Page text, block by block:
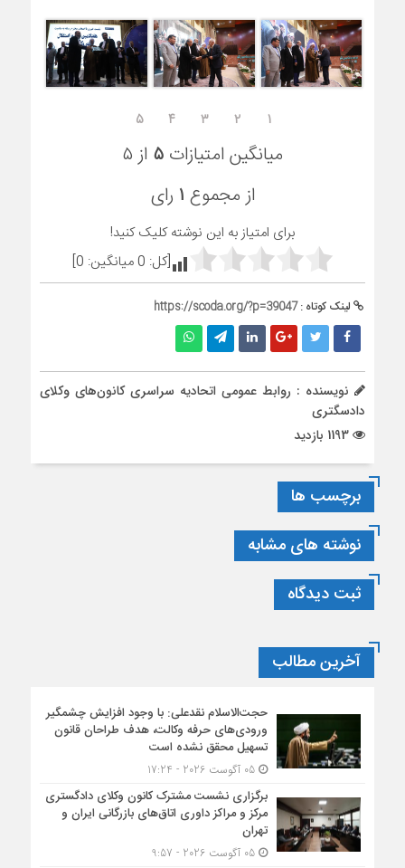
۱ ۲ ۳ ۴ ۵
میانگین امتیازات ۵ از ۵
از مجموع ۱ رای
برای امتیاز به این نوشته کلیک کنید!
[کل: 0میانگین: 0
]
لینک کوتاه :https://scoda.org/?p=39047
نویسنده : روابط عمومی اتحادیه سراسری کانون‌های وکلای
دادسگتری
برچسب ها
نوشته های مشابه
ثبت دیدگاه
آخرین مطالب
حجت‌الاسلام نقدعلی: با وجود افزایش چشمگیر
ورودی‌های حرفه وکالت، هدف طراحان قانون
تسهیل محقق نشده است
05 آگوست 2026 - 17:24
برگزاری نشست مشترک کانون وکلای دادگستری
مرکز و مراکز داوری اتاق‌های بازرگانی ایران و
تهران
05 آگوست 2026 - 9:57